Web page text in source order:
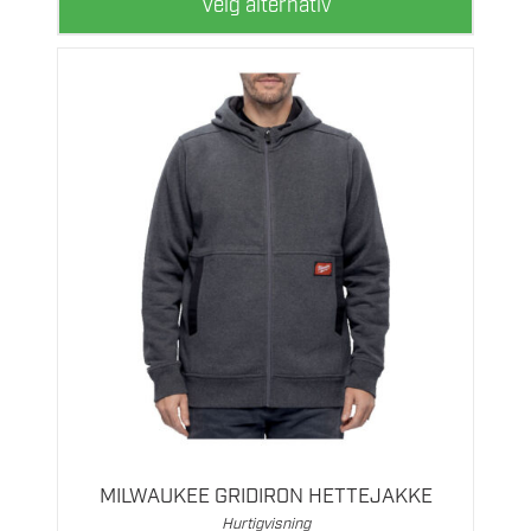
Velg alternativ
MILWAUKEE GRIDIRON HETTEJAKKE
Hurtigvisning